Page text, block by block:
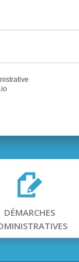
DÉMARCHES